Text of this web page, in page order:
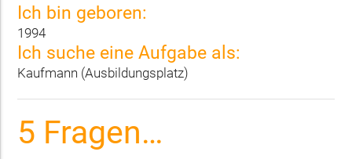
Ich bin geboren:
1994
Ich suche eine Aufgabe als:
Kaufmann (Ausbildungsplatz)
5 Fragen…